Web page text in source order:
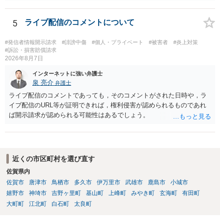
ものではありません。 したがって、これらに加えて、被写体との照合
の保存期間などを整備する必要があります。実際の画面、照合ロジッ
ク、利用規約、フィルマーとの契約を弁護士に提示し、サービス全体
のリーガルチェックを受けるのがよいでしょう。
中傷していないアカウントを開示請求してしまった場合はどうなるの
か？ 開示が通らないことはありうるでしょう。
5 ライブ配信のコメントについて
#発信者情報開示請求 #誹謗中傷 #個人・プライベート #被害者
#炎上対策
#訴訟・損害賠償請求
2026年8月7日
インターネットに強い弁護士
泉 亮介 弁護士
ライブ配信のコメントであっても，そのコメントがされた日時や，ラ
イブ配信のURL等が証明できれば，権利侵害が認められるものであれ
ば開示請求が認められる可能性はあるでしょう。
近くの市区町村を選び直す
佐賀県内
佐賀市
唐津市 鳥栖市 多久市 伊万里市 武雄市 鹿島市
小城市
嬉野市
神埼市 吉野ヶ里町 基山町 上峰町 みやき町 玄海町
有田町
大町町
江北町 白石町 太良町